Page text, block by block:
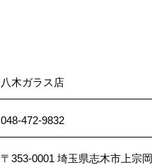
八木ガラス店
048-472-9832
〒353-0001 埼玉県志木市上宗